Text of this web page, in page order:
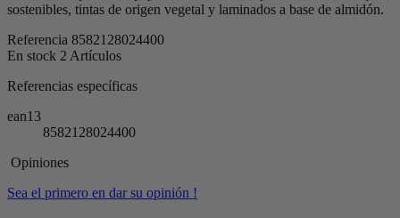
sostenibles, tintas de origen vegetal y laminados a base de almidón.
Referencia 8582128024400
En stock 2 Artículos
Referencias específicas
ean13
8582128024400
Opiniones
Sea el primero en dar su opinión !